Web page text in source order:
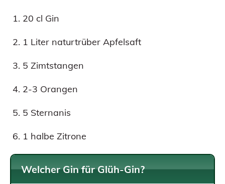
20 cl Gin
1 Liter naturtrüber Apfelsaft
5 Zimtstangen
2-3 Orangen
5 Sternanis
1 halbe Zitrone
Welcher Gin für Glüh-Gin?